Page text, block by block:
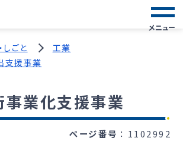
メニュー
しごと
工業
支援事業
事業化支援事業
ページ番号
1102992